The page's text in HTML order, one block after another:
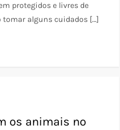
protegidos e livres de
tomar alguns cuidados […]
os animais no